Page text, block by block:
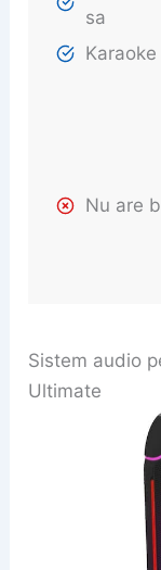
sa
Nu are
Sistem audio
Ultimate